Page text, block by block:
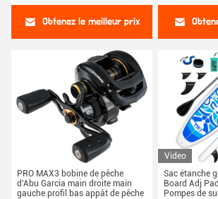
Obtenez le meilleur prix
PRO MAX3 bobine de pêche
d'Abu Garcia main droite main
gauche profil bas appât de pêche
Video
Sac étanche
Board Adj
Pompes de